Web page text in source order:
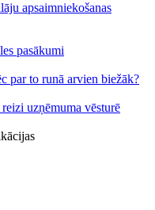
apsaimniekošanas
pasākumi
par to runā arvien biežāk?
uzņēmuma vēsturē